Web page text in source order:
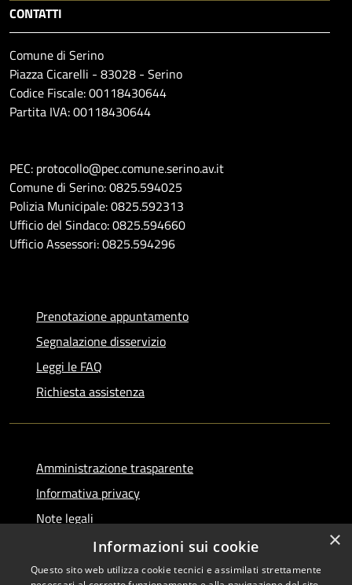
CONTATTI
Comune di Serino
Piazza Cicarelli - 83028 - Serino
Codice Fiscale: 00118430644
Partita IVA: 00118430644
PEC: protocollo@pec.comune.serino.av.it
Comune di Serino: 0825.594025
Polizia Municipale: 0825.592313
Ufficio del Sindaco: 0825.594660
Ufficio Assessori: 0825.594296
Prenotazione appuntamento
Segnalazione disservizio
Leggi le FAQ
Richiesta assistenza
Amministrazione trasparente
Informativa privacy
Note legali
Dichiarazione di accessibilità
×
Informazioni sui cookie
Questo sito web utilizza cookie tecnici e assimilati strettamente